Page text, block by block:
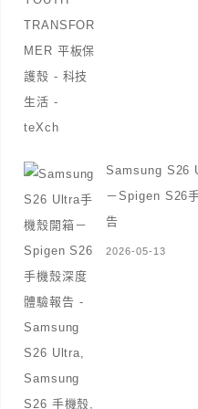
Samsung S26
－Spigen S26
告
2026-05-13